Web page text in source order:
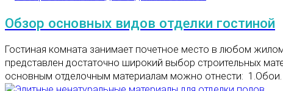
Обзор основных видов отделки гостиной
Гостиная комната занимает почетное место в любом
представлен достаточно широкий выбор строительных
основным отделочным материалам можно отнести: